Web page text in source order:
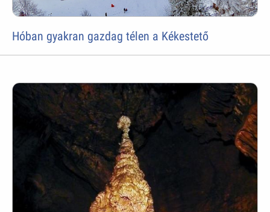
Hóban gyakran gazdag télen a Kékestető